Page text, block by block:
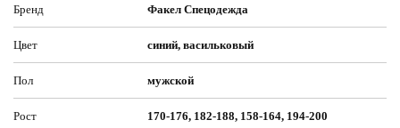
Бренд Факел Спецодежда
Цвет синий, васильковый
Пол мужской
Рост 170-176, 182-188, 158-164, 194-200